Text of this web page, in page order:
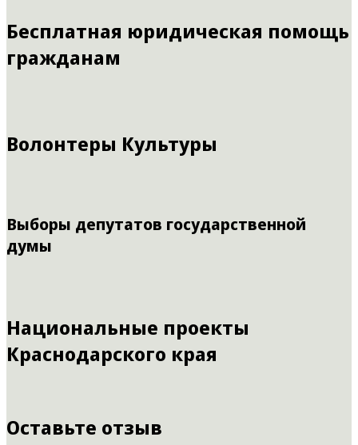
Бесплатная юридическая помощь
гражданам
Волонтеры Культуры
Выборы депутатов государственной
думы
Национальные проекты
Краснодарского края
Оставьте отзыв